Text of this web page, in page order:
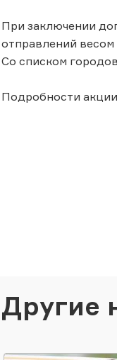
При заключении
отправлений весом
Со списком
Подробности
Другие